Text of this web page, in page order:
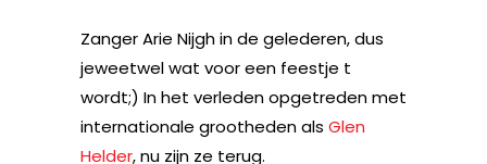
Zanger Arie Nijgh in de gelederen, dus
jeweetwel wat voor een feestje t
wordt;) In het verleden opgetreden met
internationale grootheden als Glen
Helder, nu zijn ze terug.